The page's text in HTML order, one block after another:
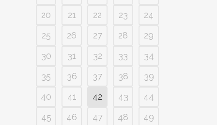
20
21 22 23
24
25
26 27 28
29
30
31 32 33
34
35
36 37 38
39
40
41 42 43
44
45
46 47 48
49